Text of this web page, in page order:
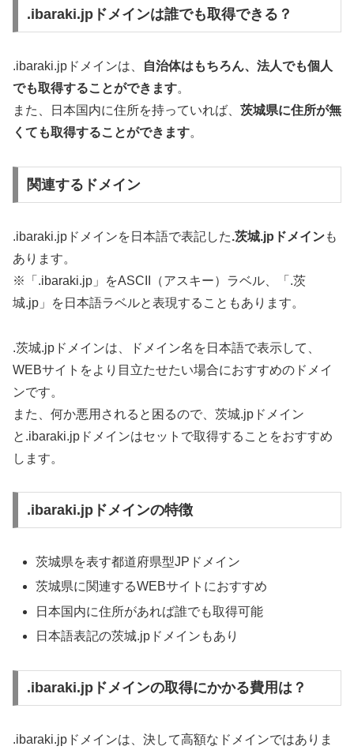
.ibaraki.jpドメインは誰でも取得できる？
.ibaraki.jpドメインは、
自治体はもちろん、法人でも個人
でも取得することができます。
また、日本国内に住所を持っていれば、 茨城県に住所が無
くても取得することができます。
関連するドメイン
.ibaraki.jpドメインを日本語で表記した.茨城.jpドメインも
あります。
※「.ibaraki.jp」をASCII（アスキー）ラベル、「.茨
城.jp」を日本語ラベルと表現することもあります。
.茨城.jpドメインは、ドメイン名を日本語で表示して、
WEBサイトをより目立たせたい場合におすすめのドメイ
ンです。
また、何か悪用されると困るので、茨城.jpドメイン
と.ibaraki.jpドメインはセットで取得することをおすすめ
します。
.ibaraki.jpドメインの特徴
茨城県を表す都道府県型JPドメイン
茨城県に関連するWEBサイトにおすすめ
日本国内に住所があれば誰でも取得可能
日本語表記の茨城.jpドメインもあり
.ibaraki.jpドメインの取得にかかる費用は？
.ibaraki.jpドメインは、決して高額なドメインではありま